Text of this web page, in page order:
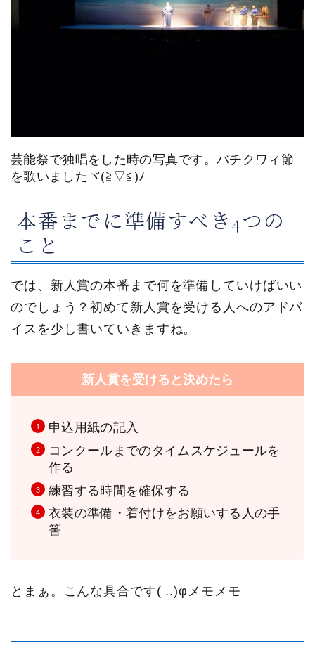
芸能祭で独唱をした時の写真です。バチクワィ節
を歌いましたヾ(≧▽≦)ﾉ
本番までに準備すべき4つの
こと
では、新人賞の本番まで何を準備していけばいい
のでしょう？初めて新人賞を受ける人へのアドバ
イスを少し書いていきますね。
新人賞を受けると決めたら
申込用紙の記入
コンクールまでのタイムスケジュールを
作る
練習する時間を確保する
衣装の準備・着付けをお願いする人の手
筈
とまぁ。こんな具合です( ..)φメモメモ